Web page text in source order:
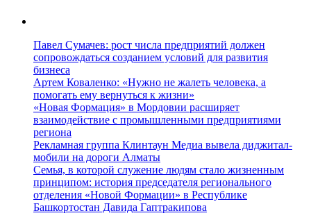
Павел Сумачев: рост числа предприятий должен
сопровождаться созданием условий для развития
бизнеса
Артем Коваленко: «Нужно не жалеть человека, а
помогать ему вернуться к жизни»
«Новая Формация» в Мордовии расширяет
взаимодействие с промышленными предприятиями
региона
Рекламная группа Клинтаун Медиа вывела диджитал-
мобили на дороги Алматы
Семья, в которой служение людям стало жизненным
принципом: история председателя регионального
отделения «Новой Формации» в Республике
Башкортостан Давида Гаптракипова